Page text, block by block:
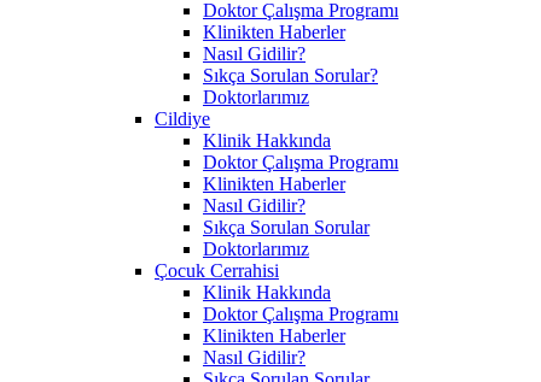
Doktor Çalışma Programı
Klinikten Haberler
Nasıl Gidilir?
Sıkça Sorulan Sorular?
Doktorlarımız
Cildiye
Klinik Hakkında
Doktor Çalışma Programı
Klinikten Haberler
Nasıl Gidilir?
Sıkça Sorulan Sorular
Doktorlarımız
Çocuk Cerrahisi
Klinik Hakkında
Doktor Çalışma Programı
Klinikten Haberler
Nasıl Gidilir?